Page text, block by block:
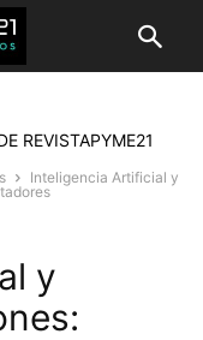
REVISTAPYME21
Inteligencia Artificial y
y